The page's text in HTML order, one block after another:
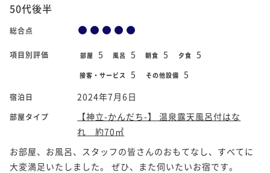
50代後半
総合点
項目別評価 部屋 5 風呂 5 朝食 5 夕食 5
接客・サービス 5 その他設備 5
宿泊日 2024年7月6日
部屋タイプ
【神立-かんだち-】 温泉露天風呂付はな
れ 約70㎡
お部屋、お風呂、スタッフの皆さんのおもてなし、すべてに
大変満足いたしました。 ぜひ、また伺いたいお宿です。